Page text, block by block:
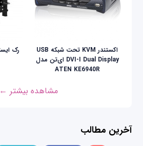
اکستندر KVM تحت شبکه USB
DVI-I Dual Display ای‌تن مدل
ATEN KE6940R
مشاهده بیشتر ←
آخرین مطالب